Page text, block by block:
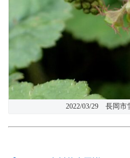
2022/03/29 長岡市